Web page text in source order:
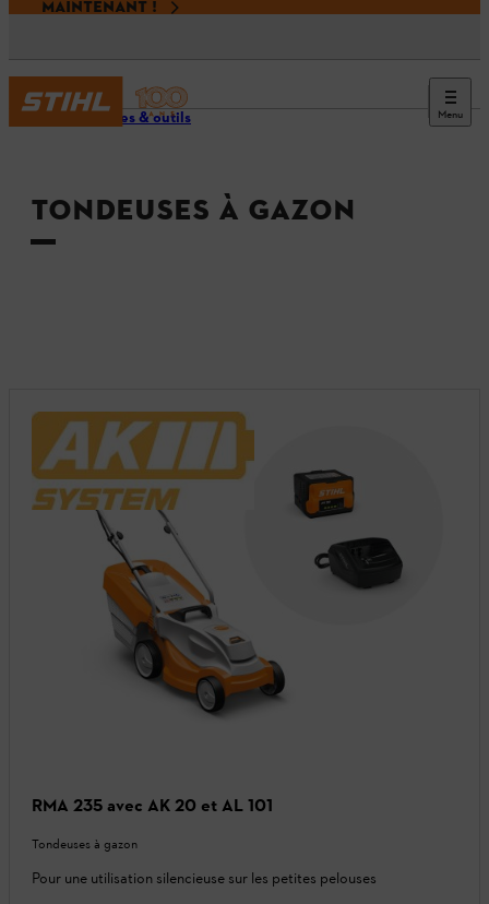
MAINTENANT !
Menu
Machines & outils
TONDEUSES À GAZON
RMA 235 avec AK 20 et AL 101
Tondeuses à gazon
Pour une utilisation silencieuse sur les petites pelouses